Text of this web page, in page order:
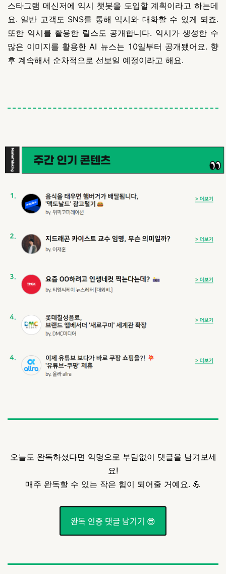
스타그램 메신저에 익시 챗봇을 도입할 계획이라고 하는데
요. 일반 고객도 SNS를 통해 익시와 대화할 수 있게 되죠.
또한 익시를 활용한 릴스도 공개합니다. 익시가 생성한 수
많은 이미지를 활용한 AI 뉴스는 10일부터 공개됐어요. 향
후 계속해서 순차적으로 선보일 예정이라고 해요.
오늘도 완독하셨다면 익명으로 부담없이 댓글을 남겨보세
요!
매주 완독할 수 있는 작은 힘이 되어줄 거예요. 💪
완독 인증 댓글 남기기 😎